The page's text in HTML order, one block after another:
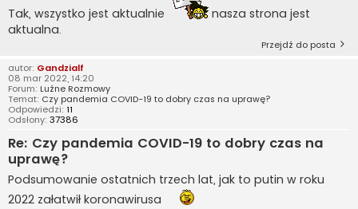
Tak, wszystko jest aktualnie
nasza strona jest
aktualna.
Przejdź do posta
autor: Gandzialf
08 mar 2022, 14:20
Forum: Luźne Rozmowy
Temat: Czy pandemia COVID-19 to dobry czas na uprawę?
Odpowiedzi: 11
Odsłony: 37386
Re: Czy pandemia COVID-19 to dobry czas na
uprawę?
Podsumowanie ostatnich trzech lat, jak to putin w roku
2022 załatwił koronawirusa